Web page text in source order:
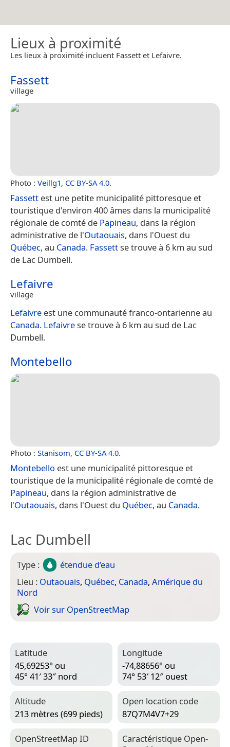
Lieux à proximité
Les lieux à proximité incluent Fassett et Lefaivre.
Fassett
village
Photo : Veillg1, CC BY-SA 4.0.
Fassett est une petite municipalité pittoresque et
touristique d'environ 400 âmes dans la municipalité
régionale de comté de Papineau, dans la région
administrative de l'Outaouais, dans l'Ouest du
Québec, au Canada. Fassettse trouve à 6 km au sud
de Lac Dumbell.
Lefaivre
village
Lefaivre est une communauté franco-ontarienne au
Canada. Lefaivrese trouve à 6 km au sud de Lac
Dumbell.
Montebello
Photo : Stanisom, CC BY-SA 4.0.
Montebello est une municipalité pittoresque et
touristique de la municipalité régionale de comté de
Papineau, dans la région administrative de
l'Outaouais, dans l'Ouest du Québec, au Canada.
Lac Dumbell
Type :
étendue d’eau
Lieu : Outaouais, Québec, Canada, Amérique du
Nord
Voir sur Open­Street­Map
Latitude
45,69253° ou
45° 41′ 33″ nord
Longitude
-74,88656° ou
74° 53′ 12″ ouest
Altitude
213 mètres (699 pieds)
Open location code
87Q7M4V7+29
Open­Street­Map ID
Caractéristique Open­